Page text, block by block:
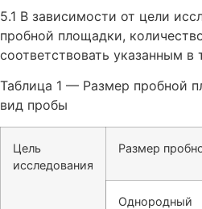
5.1 В зависимости от цели
пробной площадки,
соответствовать указанным в
Таблица 1 — Размер пробной
вид пробы
Цель
исследования
Размер
Однородный